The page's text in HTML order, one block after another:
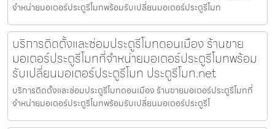
จำหน่ายมอเตอร์ประตูรีโมทพร้อมรับเปลี่ยนมอเตอร์ประตูรีโมท
บริการติดตั้งและซ่อมประตูรีโมทดอนเมือง ร้านขาย
มอเตอร์ประตูรีโมทที่จำหน่ายมอเตอร์ประตูรีโมทพร้อม
รับเปลี่ยนมอเตอร์ประตูรีโมท ประตูรีโมท.net
บริการติดตั้งและซ่อมประตูรีโมทดอนเมือง ร้านขายมอเตอร์ประตูรีโมทที่
จำหน่ายมอเตอร์ประตูรีโมทพร้อมรับเปลี่ยนมอเตอร์ประตูรีโ